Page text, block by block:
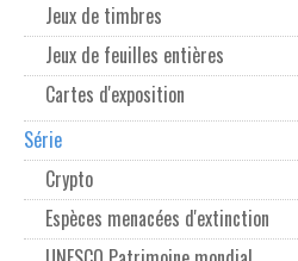
Jeux de timbres
Jeux de feuilles entières
Cartes d'exposition
Série
Crypto
Espèces menacées d'extinction